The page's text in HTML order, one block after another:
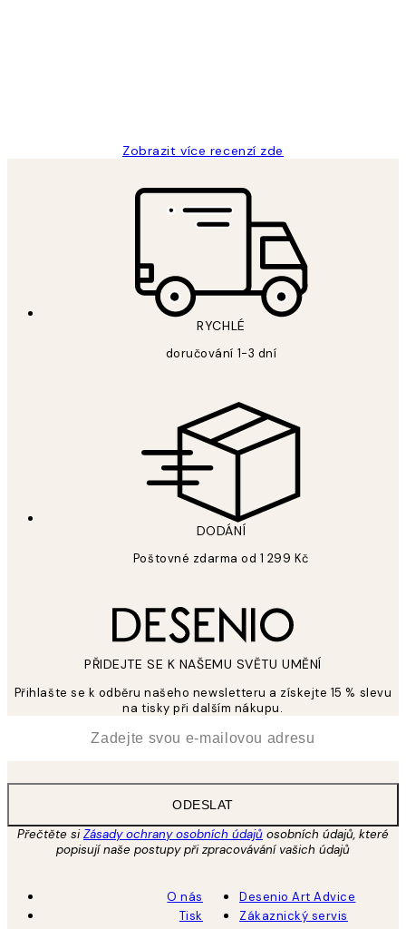
Zobrazit více recenzí zde
RYCHLÉ
doručování 1-3 dní
DODÁNÍ
Poštovné zdarma od 1 299 Kč
PŘIDEJTE SE K NAŠEMU SVĚTU UMĚNÍ
Přihlašte se k odběru našeho newsletteru a získejte 15 % slevu
na tisky při dalším nákupu.
ODESLAT
Přečtěte siZásady ochrany osobních údajů osobních údajů, které
popisují naše postupy při zpracovávání vašich údajů
O nás
Tisk
Desenio Art Advice
Zákaznický servis